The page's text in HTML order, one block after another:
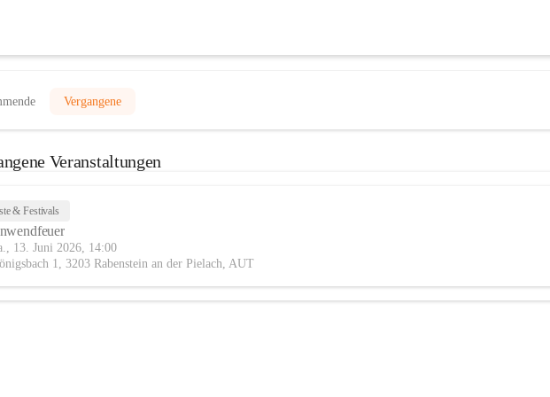
Vergangene
Veranstaltungen
& Festivals
13. Juni 2026, 14:00
1, 3203 Rabenstein an der Pielach, AUT